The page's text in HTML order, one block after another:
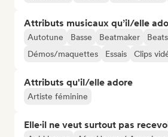
Attributs musicaux qu’il/elle
Autotune Basse Beatmaker Beats
Démos/maquettes
Essais Clips
Attributs qu'il/elle adore
Artiste féminine
Elle·il ne veut surtout pas